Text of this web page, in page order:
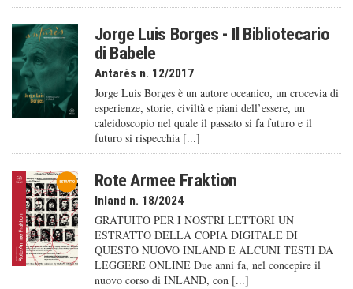
Jorge Luis Borges - Il Bibliotecario
di Babele
Antarès n. 12/2017
Jorge Luis Borges è un autore oceanico, un crocevia di
esperienze, storie, civiltà e piani dell’essere, un
caleido­scopio nel quale il passato si fa futuro e il
futuro si rispecchia [...]
Rote Armee Fraktion
Inland n. 18/2024
GRATUITO PER I NOSTRI LETTORI UN
ESTRATTO DELLA COPIA DIGITALE DI
QUESTO NUOVO INLAND E ALCUNI TESTI DA
LEGGERE ONLINE Due anni fa, nel concepire il
nuovo corso di INLAND, con [...]